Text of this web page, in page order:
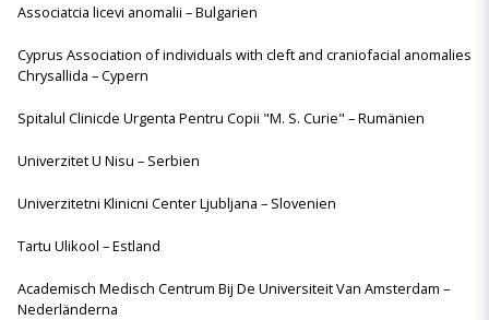
Associatcia licevi anomalii – Bulgarien
Cyprus Association of individuals with cleft and craniofacial anomalies
Chrysallida – Cypern
Spitalul Clinicde Urgenta Pentru Copii "M. S. Curie" – Rumänien
Univerzitet U Nisu – Serbien
Univerzitetni Klinicni Center Ljubljana – Slovenien
Tartu Ulikool – Estland
Academisch Medisch Centrum Bij De Universiteit Van Amsterdam –
Nederländerna